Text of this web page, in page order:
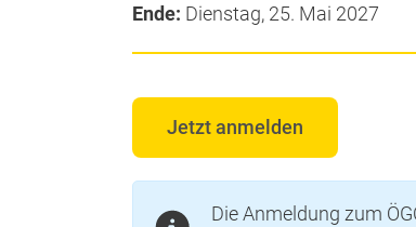
Ende: Dienstag, 25. Mai 2027
Jetzt anmelden
Die Anmeldung zum